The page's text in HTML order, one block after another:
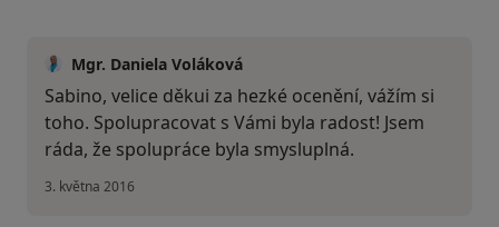
Mgr. Daniela Voláková
Sabino, velice děkui za hezké ocenění, vážím si
toho. Spolupracovat s Vámi byla radost! Jsem
ráda, že spolupráce byla smysluplná.
3. května 2016